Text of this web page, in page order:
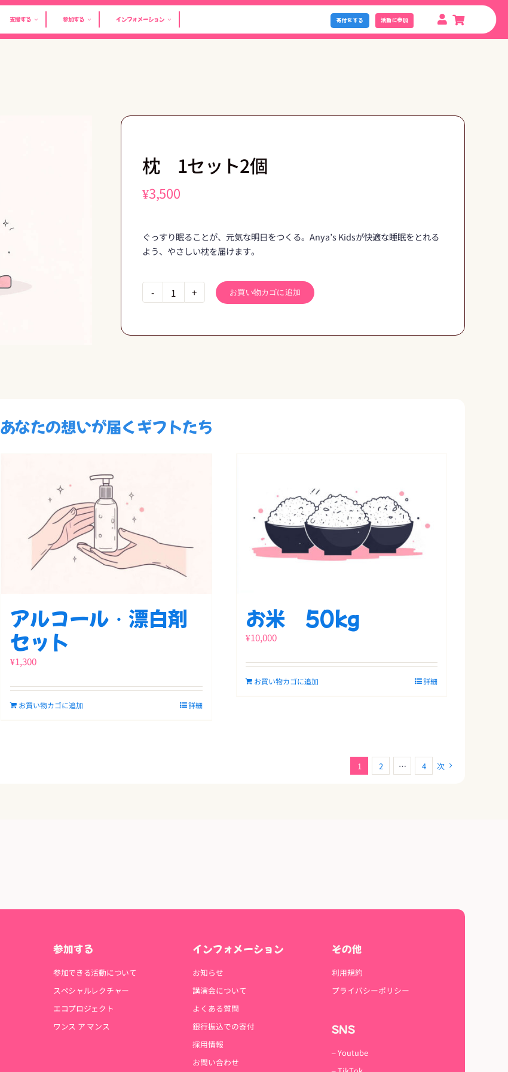
支援する 参加する インフォメーション 寄付をする 活動に参加
枕 1セット2個
¥3,500
ぐっすり眠ることが、元気な明日をつくる。Anya’s Kidsが快適な睡眠をとれる
よう、やさしい枕を届けます。
枕
お買い物カゴに追加
あなたの想いが届くギフトたち
アルコール・漂白剤
セット
¥1,300
お買い物カゴに追加 詳細
お米 50kg
¥10,000
お買い物カゴに追加 詳細
1 2 … 4 次
参加する
参加できる活動について
スペシャルレクチャー
エコプロジェクト
ワンス ア マンス
インフォメーション
お知らせ
講演会について
よくある質問
銀行振込での寄付
採用情報
お問い合わせ
その他
利用規約
プライバシーポリシー
SNS
– Youtube